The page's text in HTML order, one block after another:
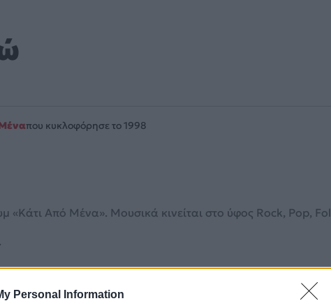
Personal Information
που κυκλοφόρησε το 1998
Από Μένα». Μουσικά κινείται στο ύφος Rock, Pop,
.